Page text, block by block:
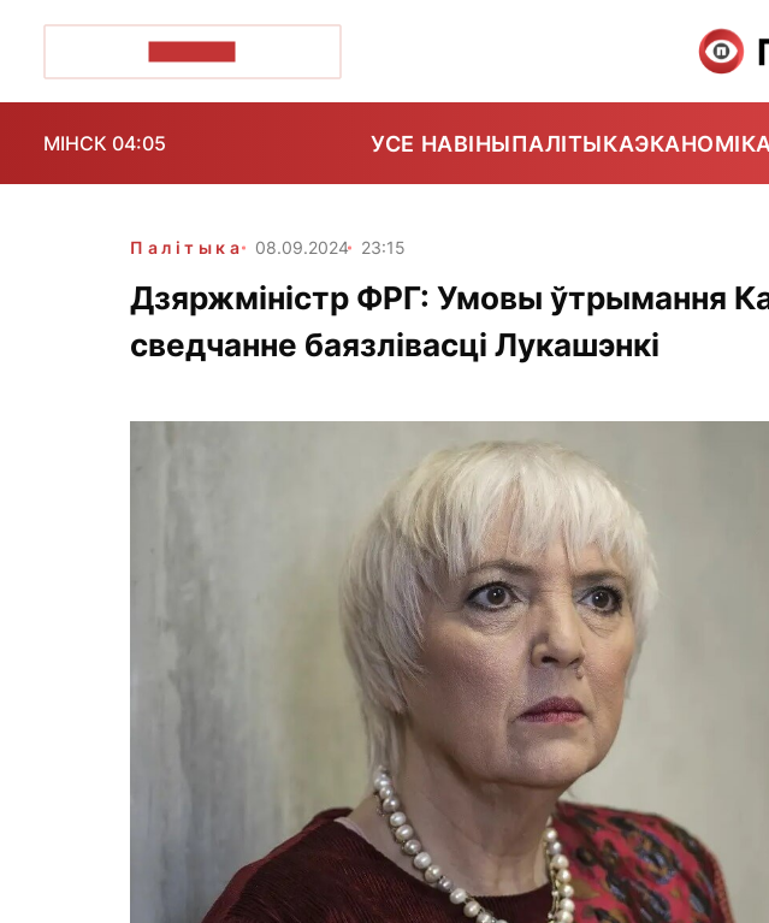
МІНСК 04:05 УСЕ НАВІНЫПАЛІТЫКАЭКАНОМІКА
Палітыка 08.09.2024 23:15
Дзяржміністр ФРГ: Умовы ўтрымання
сведчанне баязлівасці Лукашэнкі